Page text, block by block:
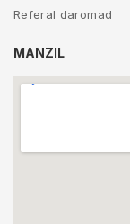
Referal daromad
MANZIL